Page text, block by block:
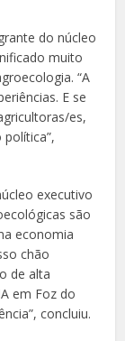
do núcleo
muito
“A
E se
es,
executivo
são
economia
chão
de alta
em Foz do
concluiu.